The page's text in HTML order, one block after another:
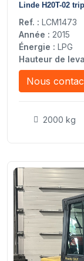
Linde H20T-02
Ref. : LCM1473
Année : 2015
Énergie : LPG
Hauteur de
Nous
2000 kg